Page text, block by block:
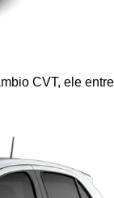
CVT, ele